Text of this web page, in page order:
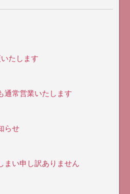
たします
通常営業いたします
らせ
まい申し訳ありません